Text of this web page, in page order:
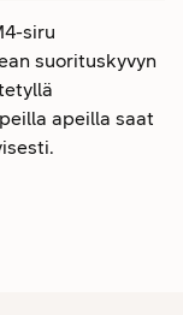
siru
suorituskyvyn
apeilla saat